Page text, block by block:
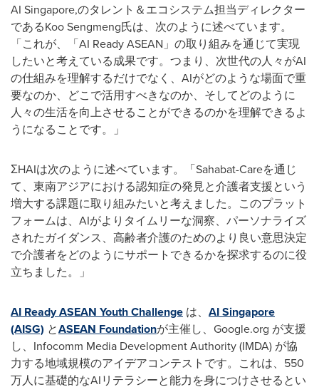
AI Singapore,のタレント＆エコシステム担当ディレクター
であるKoo Sengmeng氏は、次のように述べています。
「これが、「AI Ready ASEAN」の取り組みを通じて実現
したいと考えている成果です。つまり、次世代の人々がAI
の仕組みを理解するだけでなく、AIがどのような場面で重
要なのか、どこで活用すべきなのか、そしてどのように
人々の生活を向上させることができるのかを理解できるよ
うになることです。」
ΣHAIは次のように述べています。「Sahabat-Careを通じ
て、東南アジアにおける認知症の発見と介護者支援という
増大する課題に取り組みたいと考えました。このプラット
フォームは、AIがよりタイムリーな洞察、パーソナライズ
されたガイダンス、高齢者介護のためのより良い意思決定
で介護者をどのようにサポートできるかを探求するのに役
立ちました。」
AI Ready ASEAN Youth Challenge は、 AI Singapore
(AISG) とASEAN Foundationが主催し、Google.org が支援
し、Infocomm Media Development Authority (IMDA) が協
力する地域規模のアイデアコンテストです。これは、550
万人に基礎的なAIリテラシーと能力を身につけさせるとい